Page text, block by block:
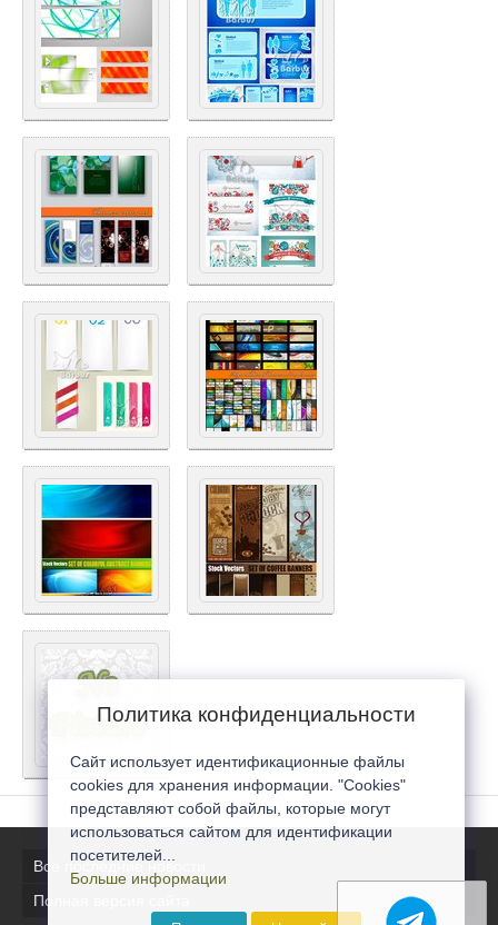
Все последние новости
Полная версия сайта
Политика конфиденциальности
Сайт использует идентификационные файлы
cookies для хранения информации. "Cookies"
представляют собой файлы, которые могут
использоваться сайтом для идентификации
посетителей...
Больше информации